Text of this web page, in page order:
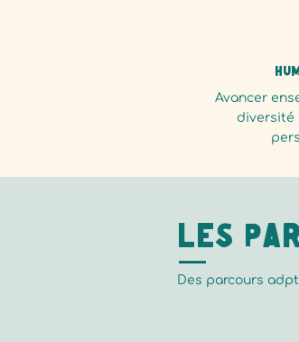
Avancer
diversité
Les
Des parcours